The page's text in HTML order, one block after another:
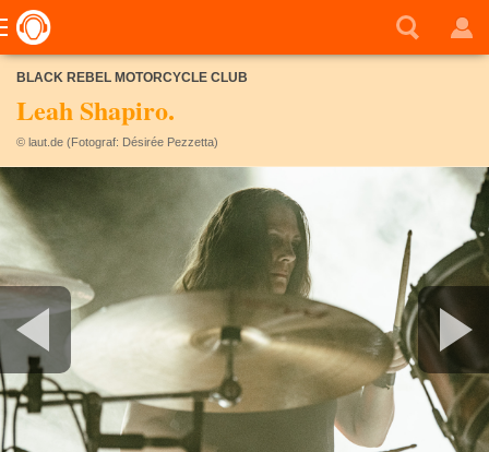
BLACK REBEL MOTORCYCLE CLUB
Leah Shapiro.
© laut.de (Fotograf: Désirée Pezzetta)